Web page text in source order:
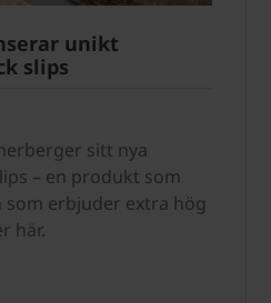
unikt
slips
sitt nya
– en produkt som
som erbjuder extra hög
här.